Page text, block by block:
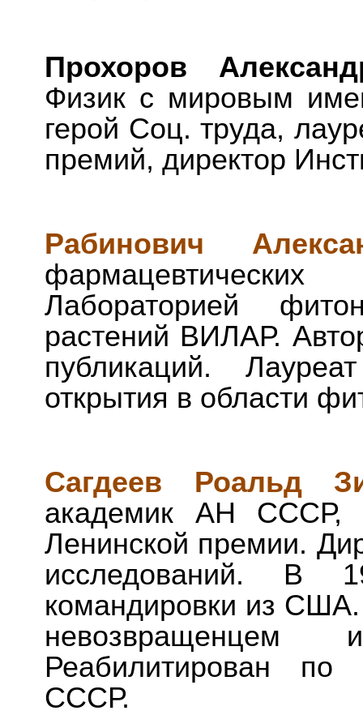
Прохоров
Физик с мировым
герой Соц. труда,
премий, директор
Рабинович
Лабораторией
растений ВИЛАР.
публикаций.
открытия в области
Сагдеев Роальд
академик АН СССР,
Ленинской премии.
исследований. В
командировки из
Реабилитирован
СССР.